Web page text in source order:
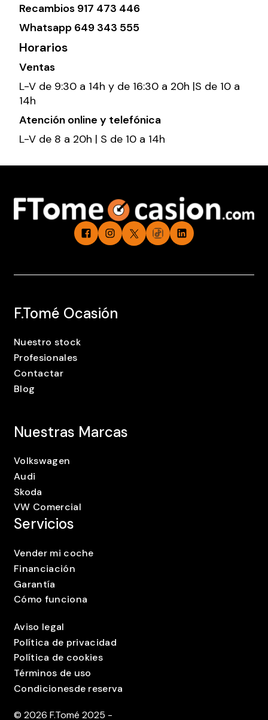
Recambios 917 473 446
Whatsapp 649 343 555
Horarios
Ventas
L-V de 9:30 a 14h y de 16:30 a 20h |S de 10 a
14h
Atención online y telefónica
L-V de 8 a 20h | S de 10 a 14h
F.Tomé Ocasión
Nuestro stock
Profesionales
Contactar
Blog
Nuestras Marcas
Volkswagen
Audi
Skoda
VW Comercial
Servicios
Vender mi coche
Financiación
Garantía
Cómo funciona
Aviso legal
Política de privacidad
Política de cookies
Términos de uso
Condicionesde reserva
© 2026 F.Tomé 2025 -